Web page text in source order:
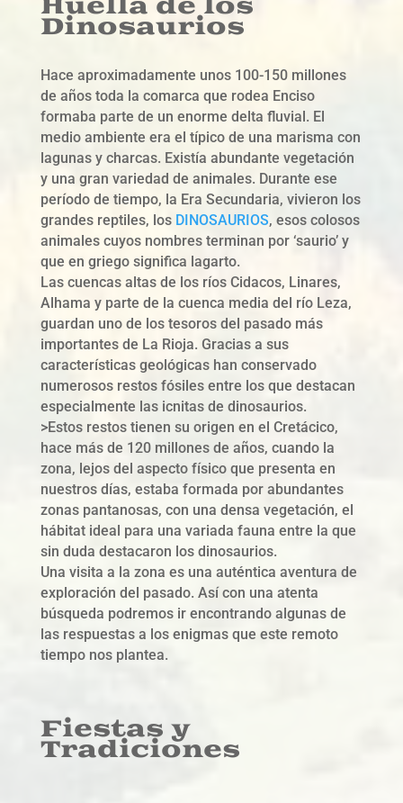
Huella de los
Dinosaurios
Hace aproximadamente unos 100-150 millones
de años toda la comarca que rodea Enciso
formaba parte de un enorme delta fluvial. El
medio ambiente era el típico de una marisma con
lagunas y charcas. Existía abundante vegetación
y una gran variedad de animales. Durante ese
período de tiempo, la Era Secundaria, vivieron los
grandes reptiles, los DINOSAURIOS, esos colosos
animales cuyos nombres terminan por ‘saurio’ y
que en griego significa lagarto.
Las cuencas altas de los ríos Cidacos, Linares,
Alhama y parte de la cuenca media del río Leza,
guardan uno de los tesoros del pasado más
importantes de La Rioja. Gracias a sus
características geológicas han conservado
numerosos restos fósiles entre los que destacan
especialmente las icnitas de dinosaurios.
>Estos restos tienen su origen en el Cretácico,
hace más de 120 millones de años, cuando la
zona, lejos del aspecto físico que presenta en
nuestros días, estaba formada por abundantes
zonas pantanosas, con una densa vegetación, el
hábitat ideal para una variada fauna entre la que
sin duda destacaron los dinosaurios.
Una visita a la zona es una auténtica aventura de
exploración del pasado. Así con una atenta
búsqueda podremos ir encontrando algunas de
las respuestas a los enigmas que este remoto
tiempo nos plantea.
Fiestas y
Tradiciones